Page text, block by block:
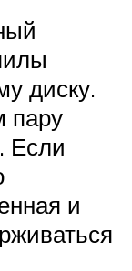
диску.
пару
Если
и